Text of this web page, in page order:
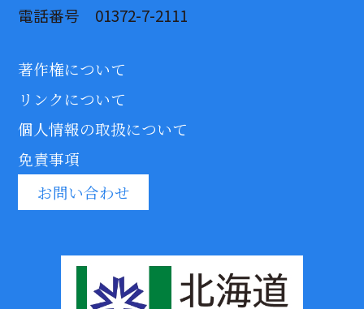
電話番号 01372-7-2111
著作権について
リンクについて
個人情報の取扱について
免責事項
お問い合わせ